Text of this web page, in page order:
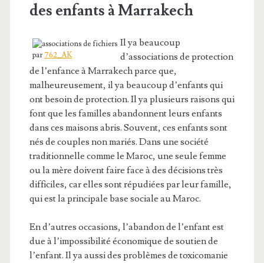
des enfants à Marrakech
par762_AK
Il ya beaucoup
d’associations de protection
de l’enfance à Marrakech parce que,
malheureusement, il ya beaucoup d’enfants qui
ont besoin de protection. Il ya plusieurs raisons qui
font que les familles abandonnent leurs enfants
dans ces maisons abris. Souvent, ces enfants sont
nés de couples non mariés. Dans une société
traditionnelle comme le Maroc, une seule femme
ou la mère doivent faire face à des décisions très
difficiles, car elles sont répudiées par leur famille,
qui est la principale base sociale au Maroc.
En d’autres occasions, l’abandon de l’enfant est
due à l’impossibilité économique de soutien de
l’enfant. Il ya aussi des problèmes de toxicomanie